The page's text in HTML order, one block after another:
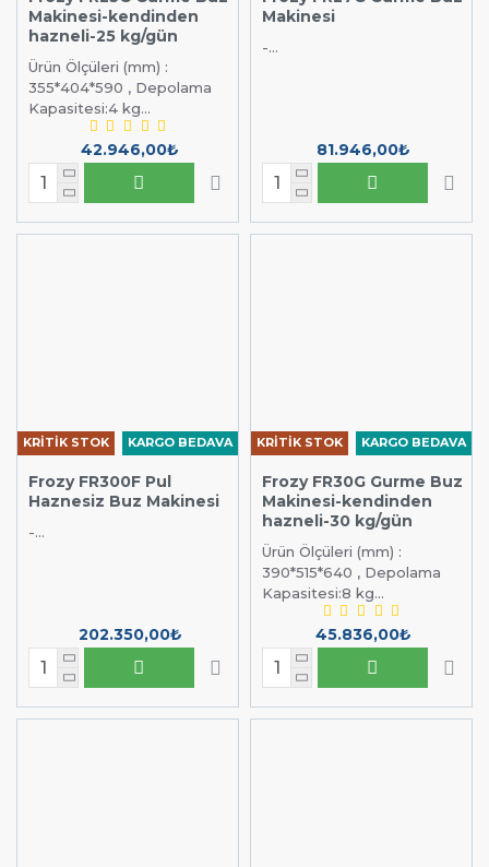
Makinesi-kendinden
hazneli-25 kg/gün
Ürün Ölçüleri (mm) :
355*404*590 , Depolama
Kapasitesi:4 kg...
42.946,00₺
Makinesi
-...
81.946,00₺
KARGO BEDAVA
KRİTİK STOK
Frozy FR300F Pul
Haznesiz Buz Makinesi
-...
202.350,00₺
KARGO BEDAVA
KRİTİK STOK
Frozy FR30G Gurme Buz
Makinesi-kendinden
hazneli-30 kg/gün
Ürün Ölçüleri (mm) :
390*515*640 , Depolama
Kapasitesi:8 kg...
45.836,00₺